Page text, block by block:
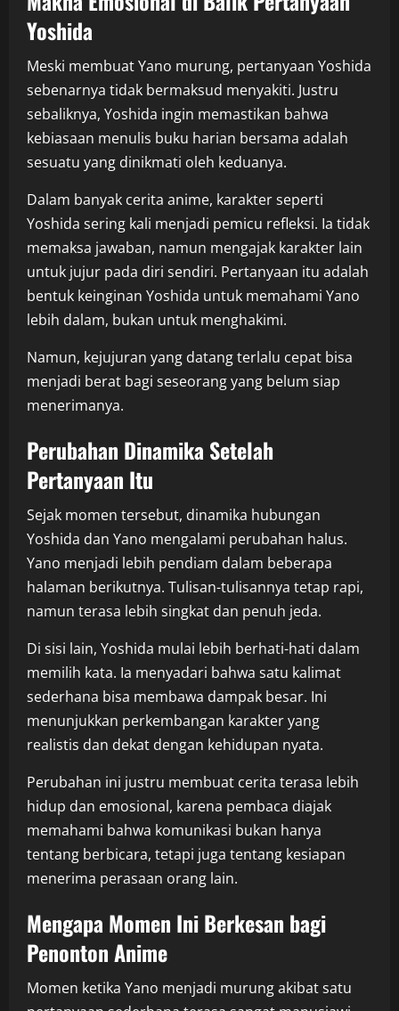
Yoshida
Meski membuat Yano murung, pertanyaan Yoshida
sebenarnya tidak bermaksud menyakiti. Justru
sebaliknya, Yoshida ingin memastikan bahwa
kebiasaan menulis buku harian bersama adalah
sesuatu yang dinikmati oleh keduanya.
Dalam banyak cerita anime, karakter seperti
Yoshida sering kali menjadi pemicu refleksi. Ia tidak
memaksa jawaban, namun mengajak karakter lain
untuk jujur pada diri sendiri. Pertanyaan itu adalah
bentuk keinginan Yoshida untuk memahami Yano
lebih dalam, bukan untuk menghakimi.
Namun, kejujuran yang datang terlalu cepat bisa
menjadi berat bagi seseorang yang belum siap
menerimanya.
Perubahan Dinamika Setelah
Pertanyaan Itu
Sejak momen tersebut, dinamika hubungan
Yoshida dan Yano mengalami perubahan halus.
Yano menjadi lebih pendiam dalam beberapa
halaman berikutnya. Tulisan-tulisannya tetap rapi,
namun terasa lebih singkat dan penuh jeda.
Di sisi lain, Yoshida mulai lebih berhati-hati dalam
memilih kata. Ia menyadari bahwa satu kalimat
sederhana bisa membawa dampak besar. Ini
menunjukkan perkembangan karakter yang
realistis dan dekat dengan kehidupan nyata.
Perubahan ini justru membuat cerita terasa lebih
hidup dan emosional, karena pembaca diajak
memahami bahwa komunikasi bukan hanya
tentang berbicara, tetapi juga tentang kesiapan
menerima perasaan orang lain.
Mengapa Momen Ini Berkesan bagi
Penonton Anime
Momen ketika Yano menjadi murung akibat satu